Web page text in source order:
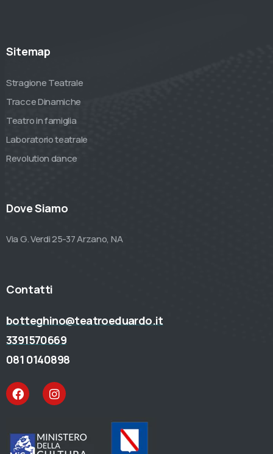
Sitemap
Stragione Teatrale
Tracce Dinamiche
Teatro in famiglia
Laboratorio teatrale
Revolution dance
Dove Siamo
Via G. Verdi 25-37 Arzano, NA
Contatti
botteghino@teatroeduardo.it
3391570669
081 0140898